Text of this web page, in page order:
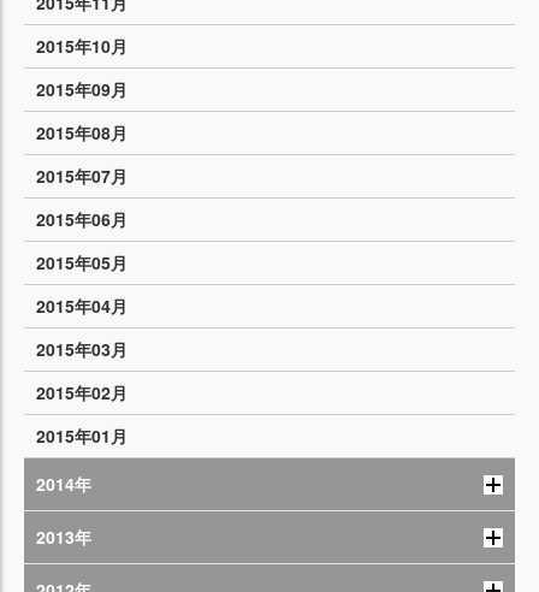
2015年10月
2015年09月
2015年08月
2015年07月
2015年06月
2015年05月
2015年04月
2015年03月
2015年02月
2015年01月
2014年
2013年